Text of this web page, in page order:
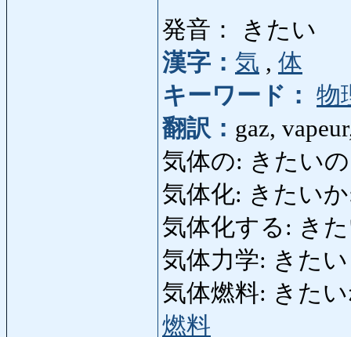
発音： きたい
漢字： 気 , 体
キーワード： 物
翻訳： gaz,
気体の: きたいの
気体化: きたい
気体化する: き
気体力学: きた
気体燃料: きたい
燃料